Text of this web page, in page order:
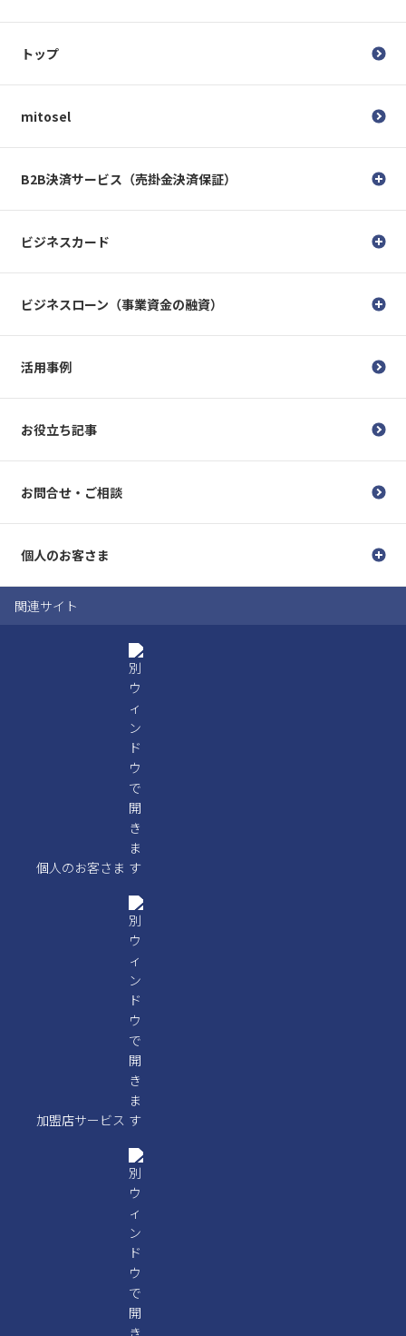
トップ
mitosel
B2B決済サービス（売掛金決済保証）
ビジネスカード
ビジネスローン（事業資金の融資）
活用事例
お役立ち記事
お問合せ・ご相談
個人のお客さま
関連サイト
個人のお客さま
加盟店サービス